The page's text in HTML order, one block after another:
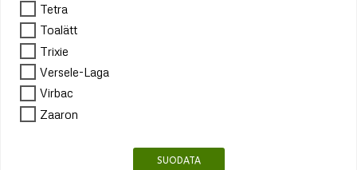
Tetra
Toalätt
Trixie
Versele-Laga
Virbac
Zaaron
SUODATA